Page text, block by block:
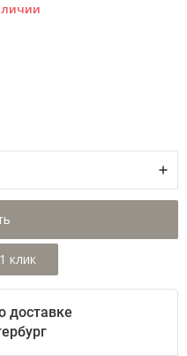
доставке